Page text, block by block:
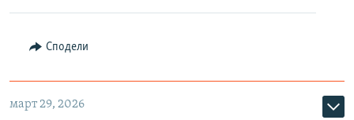
Сподели
март 29, 2026